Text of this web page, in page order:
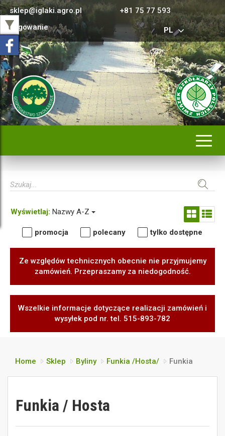
sklep@iglaki.agro.pl
+81 75 77 593
Logowanie
PL
Wyświetlaj: Nazwy A-Z
promocja polecany tylko dostępne
Ze względów technicznych obecnie nie przyjmujemy
zamówień. Przepraszamy za niedogodność.
Wszelkie informacje dotyczące realizacji zamówień i
wysyłek pod nr. tel. 515-893-782
Home Sklep Byliny Funkia /Hosta/ Funkia
Funkia / Hosta